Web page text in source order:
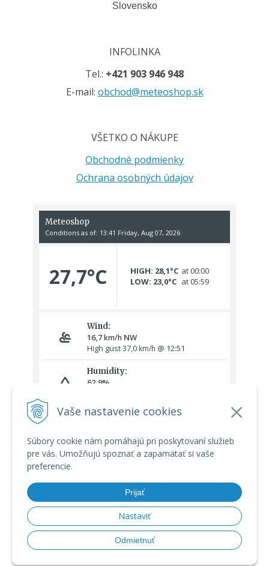
Vaše nastavenie cookies
Súbory cookie nám pomáhajú pri poskytovaní služieb
pre vás. Umožňujú spoznať a zapamätať si vaše
preferencie.
Prijať
Nastaviť
Odmietnuť
Slovensko
INFOLINKA
Tel.: +421 903 946 948
E-mail: obchod@meteoshop.sk
VŠETKO O NÁKUPE
Obchodné podmienky
Ochrana osobných údajov
© 2026 Meteoshop.sk • tvorba eshopu cez UNIobchod
webhosting